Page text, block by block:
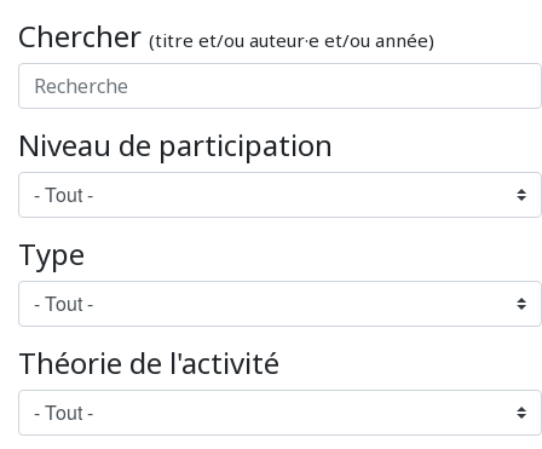
Chercher (titre et/ou auteur·e et/ou année)
Niveau de participation
Type
Théorie de l'activité